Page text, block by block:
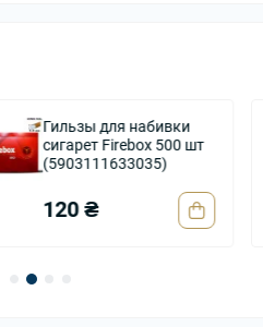
для набивки
Firebox 500 шт